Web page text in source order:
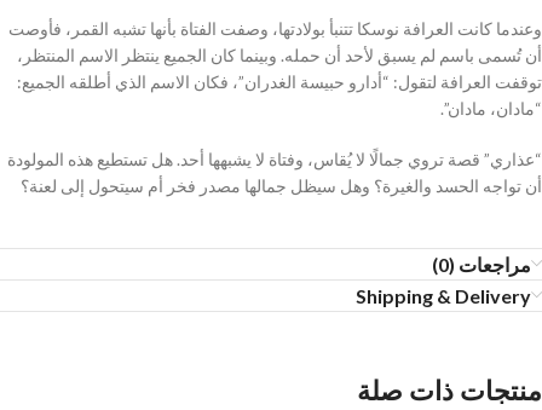
وعندما كانت العرافة نوسكا تتنبأ بولادتها، وصفت الفتاة بأنها تشبه القمر، فأوصت
أن تُسمى باسم لم يسبق لأحد أن حمله. وبينما كان الجميع ينتظر الاسم المنتظر،
توقفت العرافة لتقول: “أدارو حبيسة الغدران”، فكان الاسم الذي أطلقه الجميع:
“مادان، مادان”.
“عذاري” قصة تروي جمالًا لا يُقاس، وفتاة لا يشبهها أحد. هل تستطيع هذه المولودة
أن تواجه الحسد والغيرة؟ وهل سيظل جمالها مصدر فخر أم سيتحول إلى لعنة؟
مراجعات (0)
Shipping & Delivery
منتجات ذات صلة